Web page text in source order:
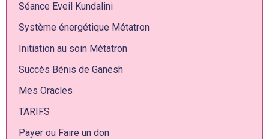
Séance Eveil Kundalini
Système énergétique Métatron
Initiation au soin Métatron
Succès Bénis de Ganesh
Mes Oracles
TARIFS
Payer ou Faire un don